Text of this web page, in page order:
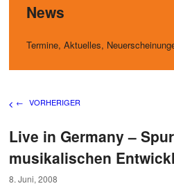
News
Termine, Aktuelles,
Beitragsnavigation
← VORHERIGER
Live in Germany –
musikalischen
8. Juni, 2008